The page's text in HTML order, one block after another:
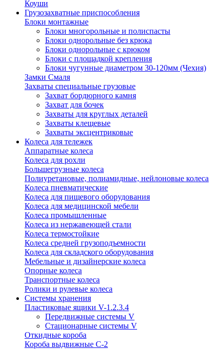
Коуши
Грузозахватные приспособления
Блоки монтажные
Блоки многорольные и полиспасты
Блоки однорольные без крюка
Блоки однорольные с крюком
Блоки с площадкой крепления
Блоки чугунные диаметром 30-120мм (Чехия)
Замки Смаля
Захваты специальные грузовые
Захват бордюрного камня
Захват для бочек
Захваты для круглых деталей
Захваты клещевые
Захваты эксцентриковые
Колеса для тележек
Аппаратные колеса
Колеса для рохли
Большегрузные колеса
Полиуретановые, полиамидные, нейлоновые колеса
Колеса пневматические
Колеса для пищевого оборудования
Колеса для медицинской мебели
Колеса промышленные
Колеса из нержавеющей стали
Колеса термостойкие
Колеса средней грузоподъемности
Колеса для складского оборудования
Мебельные и дизайнерские колеса
Опорные колеса
Транспортные колеса
Ролики и рулевые колеса
Системы хранения
Пластиковые ящики V-1.2.3.4
Передвижные системы V
Стационарные системы V
Откидные короба
Короба выдвижные С-2